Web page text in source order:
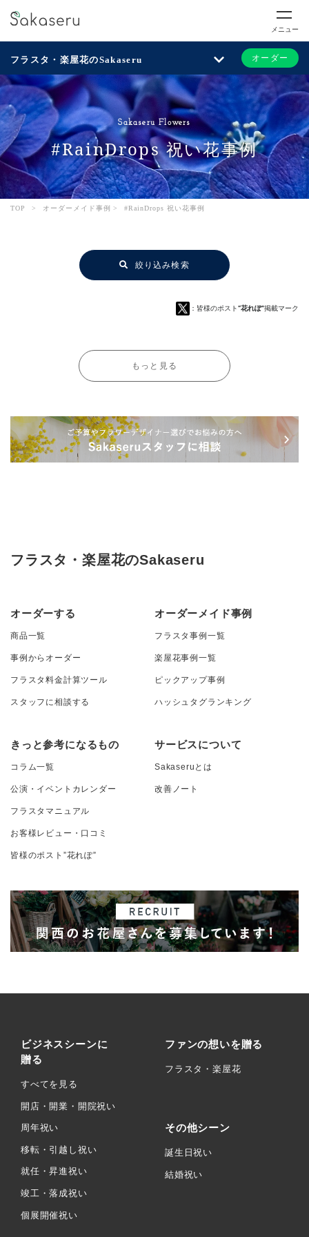
メニュー
フラスタ・楽屋花のSakaseru オーダー
Sakaseru Flowers
#RainDrops 祝い花事例
TOP > オーダーメイド事例 > #RainDrops 祝い花事例
絞り込み検索
：皆様のポスト“花れぽ”掲載マーク
もっと見る
フラスタ・楽屋花のSakaseru
オーダーする
商品一覧
事例からオーダー
フラスタ料金計算ツール
スタッフに相談する
オーダーメイド事例
フラスタ事例一覧
楽屋花事例一覧
ピックアップ事例
ハッシュタグランキング
きっと参考になるもの
コラム一覧
公演・イベントカレンダー
フラスタマニュアル
お客様レビュー・口コミ
皆様のポスト”花れぽ”
サービスについて
Sakaseruとは
改善ノート
ビジネスシーンに
贈る
すべてを見る
開店・開業・開院祝い
周年祝い
移転・引越し祝い
就任・昇進祝い
竣工・落成祝い
個展開催祝い
ファンの想いを贈る
フラスタ・楽屋花
その他シーン
誕生日祝い
結婚祝い